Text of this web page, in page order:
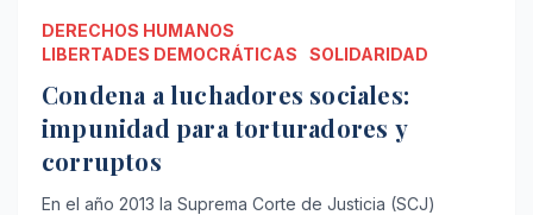
DERECHOS HUMANOS
LIBERTADES DEMOCRÁTICAS
SOLIDARIDAD
Condena a luchadores sociales:
impunidad para torturadores y
corruptos
En el año 2013 la Suprema Corte de Justicia (SCJ)